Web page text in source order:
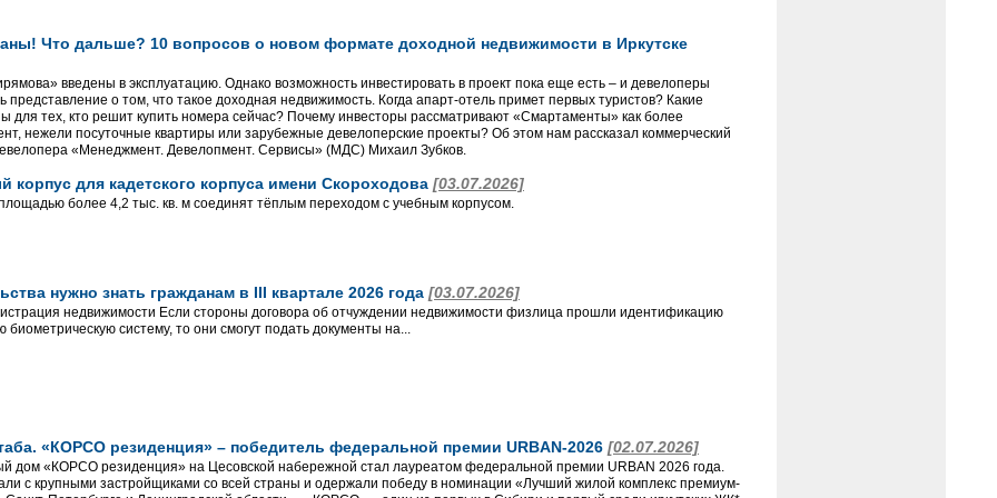
Что дальше? 10 вопросов о новом формате доходной недвижимости в Иркутске
введены в эксплуатацию. Однако возможность инвестировать в проект пока еще есть – и девелоперы
о том, что такое доходная недвижимость. Когда апарт-отель примет первых туристов? Какие
для тех, кто решит купить номера сейчас? Почему инвесторы рассматривают «Смартаменты» как более
нежели посуточные квартиры или зарубежные девелоперские проекты? Об этом нам рассказал коммерческий
«Менеджмент. Девелопмент. Сервисы» (МДС) Михаил Зубков.
корпус для кадетского корпуса имени Скороходова [03.07.2026]
более 4,2 тыс. кв. м соединят тёплым переходом с учебным корпусом.
нужно знать гражданам в III квартале 2026 года [03.07.2026]
недвижимости Если стороны договора об отчуждении недвижимости физлица прошли идентификацию
биометрическую систему, то они смогут подать документы на...
«КОРСО резиденция» – победитель федеральной премии URBAN-2026 [02.07.2026]
дом «КОРСО резиденция» на Цесовской набережной стал лауреатом федеральной премии URBAN 2026 года.
с крупными застройщиками со всей страны и одержали победу в номинации «Лучший жилой комплекс премиум-